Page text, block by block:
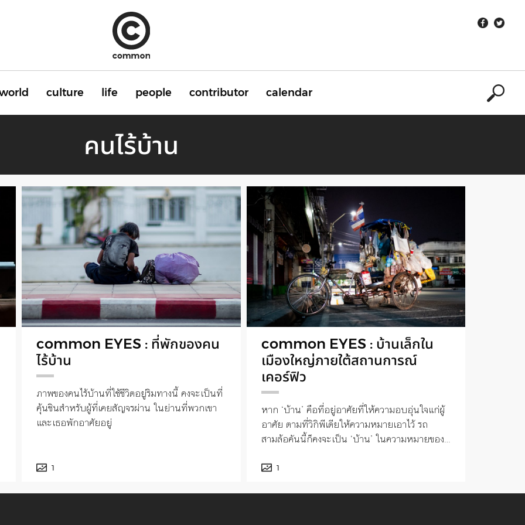
culture life people contributor calendar
คนไร้บ้าน
common EYES : ที่พักของคน
ไร้บ้าน
ภาพของคนไร้บ้านที่ใช้ชีวิตอยู่ริมทางนี้ คงจะเป็นที่
คุ้นชินสำหรับผู้ที่เคยสัญจรผ่าน ในย่านที่พวกเขา
และเธอพักอาศัยอยู่
1
common EYES : บ้านเล็กใน
เมืองใหญ่ภายใต้สถานการณ์
เคอร์ฟิว
หาก ‘บ้าน’ คือที่อยู่อาศัยที่ให้ความอบอุ่นใจแก่ผู้
อาศัย ตามที่วิกิพีเดียให้ความหมายเอาไว้ รถ
สามล้อคันนี้ก็คงจะเป็น ‘บ้าน’ ในความหมายของ
1